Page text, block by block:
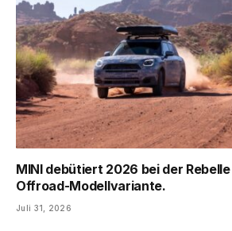
MINI debütiert 2026 bei der
Offroad-Modellvariante.
Juli 31, 2026